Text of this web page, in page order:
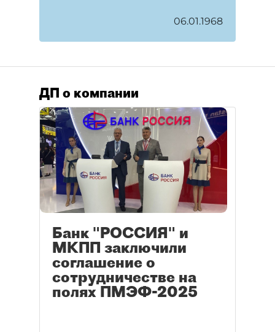
06.01.1968
ДП о компании
Банк "РОССИЯ" и
МКПП заключили
соглашение о
сотрудничестве на
полях ПМЭФ-2025